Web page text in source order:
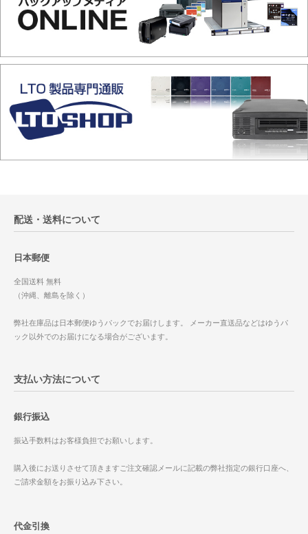
配送・送料について
日本郵便
全国送料 無料
（沖縄、離島を除く）
弊社在庫品は日本郵便ゆうパックでお届けします。 メーカー直送品などはゆうパ
ック以外でのお届けになる場合がございます。
支払い方法について
銀行振込
振込手数料はお客様負担でお願いします。
購入後にお送りさせて頂きますご注文確認メールに記載の弊社指定の銀行口座へ、
ご請求金額をお振り込み下さい。
代金引換